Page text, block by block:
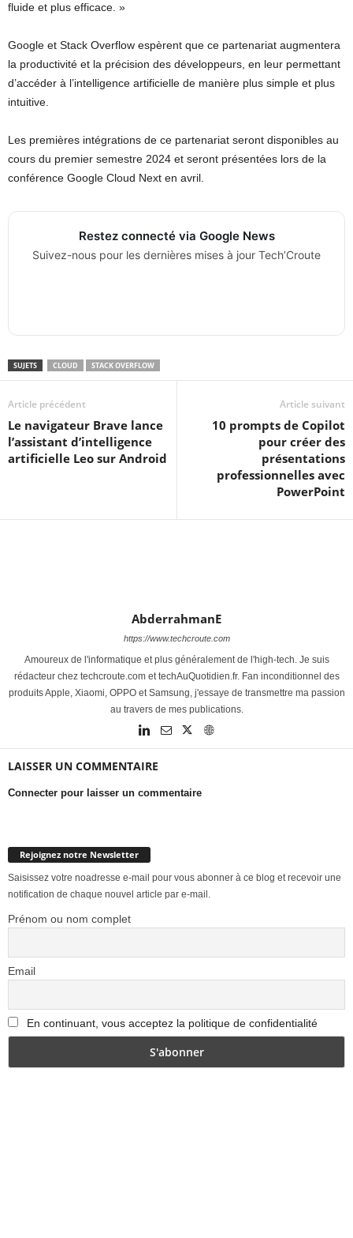
fluide et plus efficace. »
Google et Stack Overflow espèrent que ce partenariat augmentera
la productivité et la précision des développeurs, en leur permettant
d’accéder à l’intelligence artificielle de manière plus simple et plus
intuitive.
Les premières intégrations de ce partenariat seront disponibles au
cours du premier semestre 2024 et seront présentées lors de la
conférence Google Cloud Next en avril.
Restez connecté via Google News
Suivez-nous pour les dernières mises à jour Tech’Croute
SUJETS CLOUD STACK OVERFLOW
Article précédent
Le navigateur Brave lance
l’assistant d’intelligence
artificielle Leo sur Android
Article suivant
10 prompts de Copilot
pour créer des
présentations
professionnelles avec
PowerPoint
AbderrahmanE
https://www.techcroute.com
Amoureux de l'informatique et plus généralement de l'high-tech. Je suis
rédacteur chez techcroute.com et techAuQuotidien.fr. Fan inconditionnel des
produits Apple, Xiaomi, OPPO et Samsung, j'essaye de transmettre ma passion
au travers de mes publications.
LAISSER UN COMMENTAIRE
Connecter pour laisser un commentaire
Rejoignez notre Newsletter
Saisissez votre noadresse e-mail pour vous abonner à ce blog et recevoir une
notification de chaque nouvel article par e-mail.
Prénom ou nom complet
Email
En continuant, vous acceptez la politique de confidentialité